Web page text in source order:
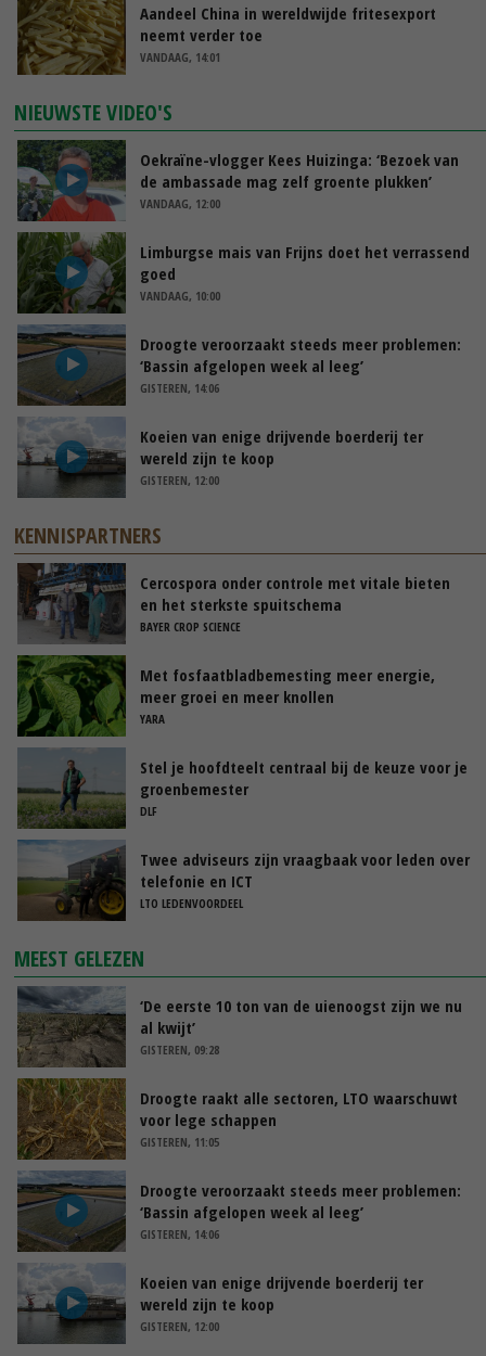
Aandeel China in wereldwijde fritesexport
neemt verder toe
VANDAAG, 14:01
NIEUWSTE VIDEO'S
Oekraïne-vlogger Kees Huizinga: ‘Bezoek van
de ambassade mag zelf groente plukken’
VANDAAG, 12:00
Limburgse mais van Frijns doet het verrassend
goed
VANDAAG, 10:00
Droogte veroorzaakt steeds meer problemen:
‘Bassin afgelopen week al leeg’
GISTEREN, 14:06
Koeien van enige drijvende boerderij ter
wereld zijn te koop
GISTEREN, 12:00
KENNISPARTNERS
Cercospora onder controle met vitale bieten
en het sterkste spuitschema
BAYER CROP SCIENCE
Met fosfaatbladbemesting meer energie,
meer groei en meer knollen
YARA
Stel je hoofdteelt centraal bij de keuze voor je
groenbemester
DLF
Twee adviseurs zijn vraagbaak voor leden over
telefonie en ICT
LTO LEDENVOORDEEL
MEEST GELEZEN
‘De eerste 10 ton van de uienoogst zijn we nu
al kwijt’
GISTEREN, 09:28
Droogte raakt alle sectoren, LTO waarschuwt
voor lege schappen
GISTEREN, 11:05
Droogte veroorzaakt steeds meer problemen:
‘Bassin afgelopen week al leeg’
GISTEREN, 14:06
Koeien van enige drijvende boerderij ter
wereld zijn te koop
GISTEREN, 12:00